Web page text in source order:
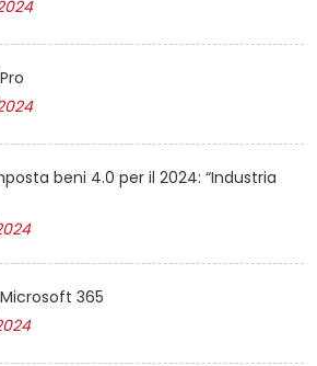
beni 4.0 per il 2024: “Industria
365